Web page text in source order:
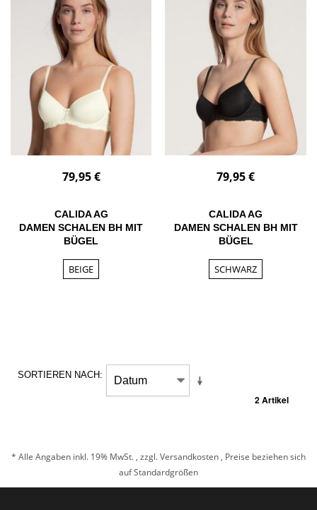
79,95 €
CALIDA AG
DAMEN SCHALEN BH MIT
BÜGEL
BEIGE
79,95 €
CALIDA AG
DAMEN SCHALEN BH MIT
BÜGEL
SCHWARZ
SORTIEREN NACH
2 Artikel
* Alle Angaben inkl. 19% MwSt. , zzgl.Versandkosten , Preise beziehen sich
auf Standardgrößen